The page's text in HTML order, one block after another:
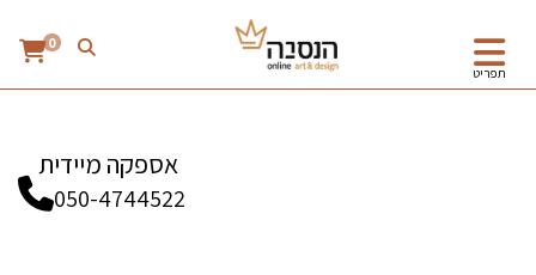
תפריט
0
אספקה מיידית
050-4744522